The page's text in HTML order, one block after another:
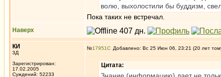
волю, выхолостили бы буддизм,
Пока таких не встречал.
Наверх
КИ
3Д
Зарегистрирован:
17.02.2005
Суждений: 52233
№17951 Добавлено: Вс 25 Июн 06, 23:21 (20 лет
Цитата: